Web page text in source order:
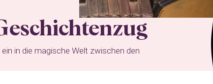
in die magische Welt zwischen den